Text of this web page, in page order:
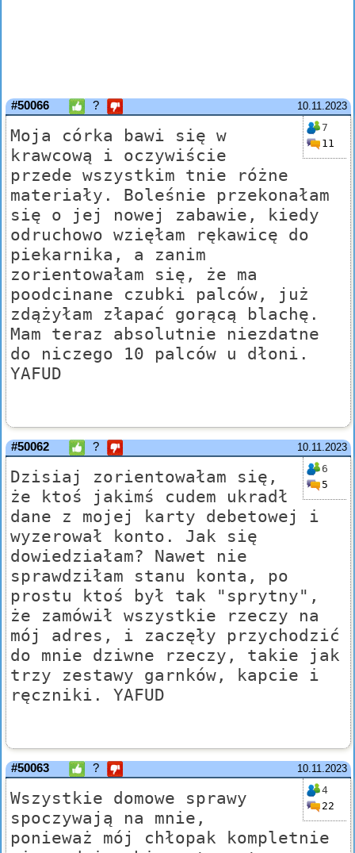
10.11.2023
#50066 ?
7
11
Moja córka bawi się w
krawcową i oczywiście
przede wszystkim tnie różne
materiały. Boleśnie przekonałam
się o jej nowej zabawie, kiedy
odruchowo wzięłam rękawicę do
piekarnika, a zanim
zorientowałam się, że ma
poodcinane czubki palców, już
zdążyłam złapać gorącą blachę.
Mam teraz absolutnie niezdatne
do niczego 10 palców u dłoni.
YAFUD
10.11.2023
#50062 ?
6
5
Dzisiaj zorientowałam się,
że ktoś jakimś cudem ukradł
dane z mojej karty debetowej i
wyzerował konto. Jak się
dowiedziałam? Nawet nie
sprawdziłam stanu konta, po
prostu ktoś był tak "sprytny",
że zamówił wszystkie rzeczy na
mój adres, i zaczęły przychodzić
do mnie dziwne rzeczy, takie jak
trzy zestawy garnków, kapcie i
ręczniki. YAFUD
10.11.2023
#50063 ?
4
22
Wszystkie domowe sprawy
spoczywają na mnie,
ponieważ mój chłopak kompletnie